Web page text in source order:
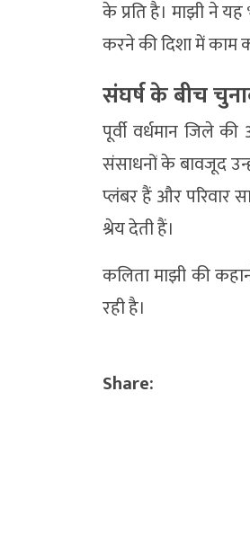
के प्रति है। माझी ने
करने की दिशा में काम
संघर्ष के बीच
पूर्वी वर्धमान जिले
संसाधनों के बावजूद
प्लंबर हैं और परिवार
श्रेय देती हैं।
कलिता माझी की
रही है।
Share: